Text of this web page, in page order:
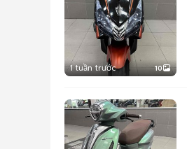
1 tuần trước 10